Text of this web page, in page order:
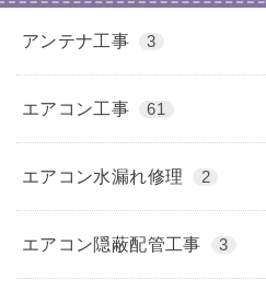
アンテナ工事 3
エアコン工事 61
エアコン水漏れ修理 2
エアコン隠蔽配管工事 3